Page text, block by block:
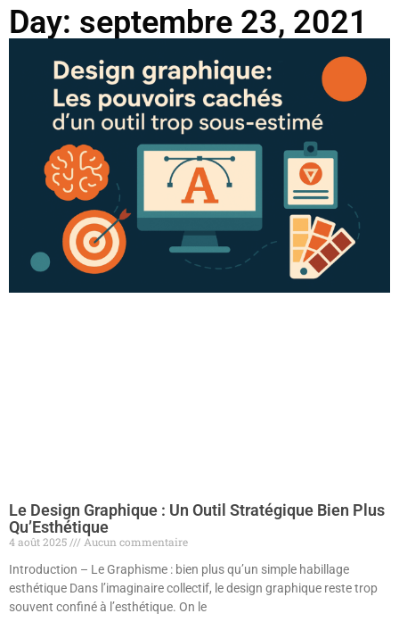
Day: septembre 23, 2021
Le Design Graphique : Un Outil Stratégique Bien Plus
Qu’Esthétique
4 août 2025
Aucun commentaire
Introduction – Le Graphisme : bien plus qu’un simple habillage
esthétique Dans l’imaginaire collectif, le design graphique reste trop
souvent confiné à l’esthétique. On le